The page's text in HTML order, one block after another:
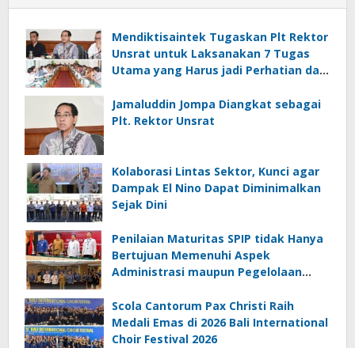
Mendiktisaintek Tugaskan Plt Rektor
Unsrat untuk Laksanakan 7 Tugas
Utama yang Harus jadi Perhatian dan
Jamaluddin Jompa Diangkat sebagai
Plt. Rektor Unsrat
Kolaborasi Lintas Sektor, Kunci agar
Dampak El Nino Dapat Diminimalkan
Sejak Dini
Penilaian Maturitas SPIP tidak Hanya
Bertujuan Memenuhi Aspek
Administrasi maupun Pegelolaan
Scola Cantorum Pax Christi Raih
Medali Emas di 2026 Bali International
Choir Festival 2026